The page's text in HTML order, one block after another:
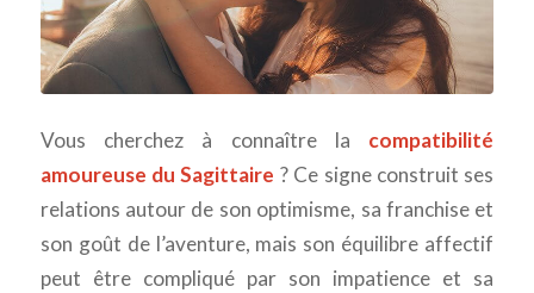
Vous cherchez à connaître la compatibilité
amoureuse du Sagittaire ? Ce signe construit ses
relations autour de son optimisme, sa franchise et
son goût de l’aventure, mais son équilibre affectif
peut être compliqué par son impatience et sa